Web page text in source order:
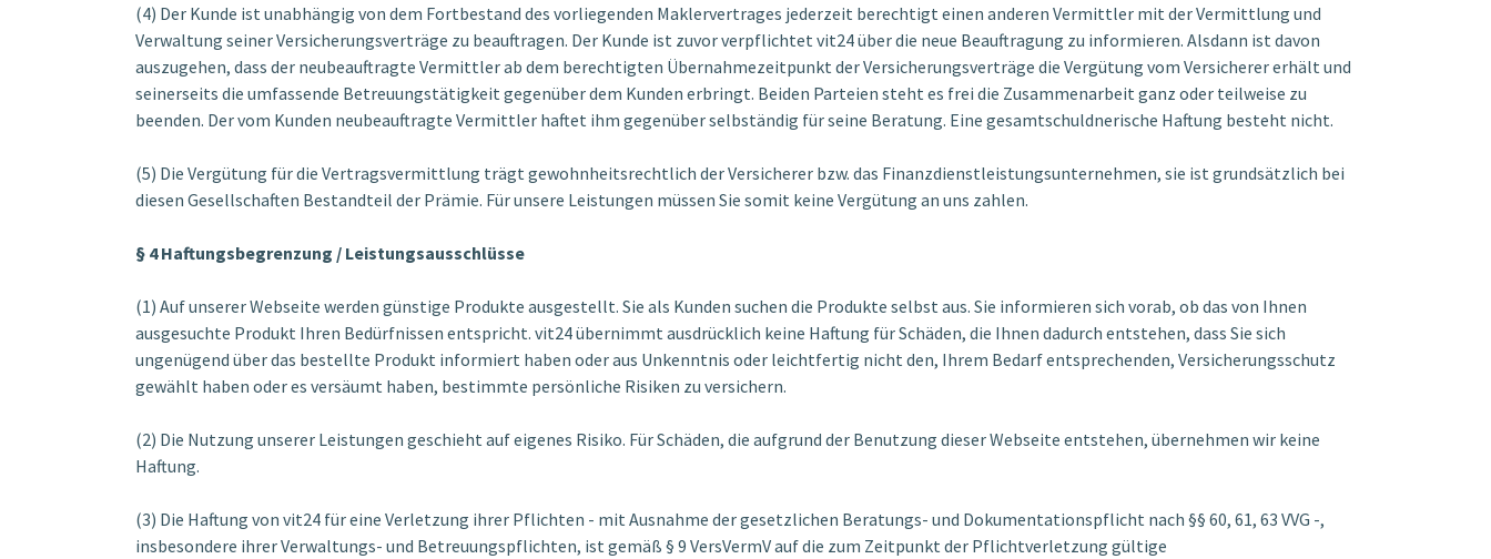
(4) Der Kunde ist unabhängig von dem Fortbestand des vorliegenden Maklervertrages jederzeit berechtigt einen anderen Vermittler mit der Vermittlung und
Verwaltung seiner Versicherungsverträge zu beauftragen. Der Kunde ist zuvor verpflichtet vit24 über die neue Beauftragung zu informieren. Alsdann ist davon
auszugehen, dass der neubeauftragte Vermittler ab dem berechtigten Übernahmezeitpunkt der Versicherungsverträge die Vergütung vom Versicherer erhält und
seinerseits die umfassende Betreuungstätigkeit gegenüber dem Kunden erbringt. Beiden Parteien steht es frei die Zusammenarbeit ganz oder teilweise zu
beenden. Der vom Kunden neubeauftragte Vermittler haftet ihm gegenüber selbständig für seine Beratung. Eine gesamtschuldnerische Haftung besteht nicht.
(5) Die Vergütung für die Vertragsvermittlung trägt gewohnheitsrechtlich der Versicherer bzw. das Finanzdienstleistungsunternehmen, sie ist grundsätzlich bei
diesen Gesellschaften Bestandteil der Prämie. Für unsere Leistungen müssen Sie somit keine Vergütung an uns zahlen.
§ 4 Haftungsbegrenzung / Leistungsausschlüsse
(1) Auf unserer Webseite werden günstige Produkte ausgestellt. Sie als Kunden suchen die Produkte selbst aus. Sie informieren sich vorab, ob das von Ihnen
ausgesuchte Produkt Ihren Bedürfnissen entspricht. vit24 übernimmt ausdrücklich keine Haftung für Schäden, die Ihnen dadurch entstehen, dass Sie sich
ungenügend über das bestellte Produkt informiert haben oder aus Unkenntnis oder leichtfertig nicht den, Ihrem Bedarf entsprechenden, Versicherungsschutz
gewählt haben oder es versäumt haben, bestimmte persönliche Risiken zu versichern.
(2) Die Nutzung unserer Leistungen geschieht auf eigenes Risiko. Für Schäden, die aufgrund der Benutzung dieser Webseite entstehen, übernehmen wir keine
Haftung.
(3) Die Haftung von vit24 für eine Verletzung ihrer Pflichten - mit Ausnahme der gesetzlichen Beratungs- und Dokumentationspflicht nach §§ 60, 61, 63 VVG -,
insbesondere ihrer Verwaltungs- und Betreuungspflichten, ist gemäß § 9 VersVermV auf die zum Zeitpunkt der Pflichtverletzung gültige